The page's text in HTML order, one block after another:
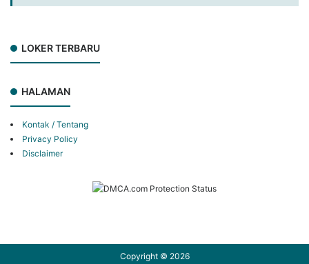
LOKER TERBARU
HALAMAN
Kontak / Tentang
Privacy Policy
Disclaimer
Copyright © 2026